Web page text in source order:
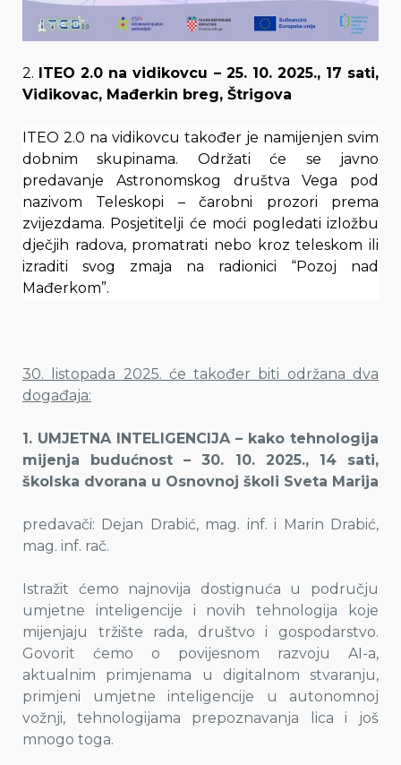
2. ITEO 2.0 na vidikovcu – 25. 10. 2025., 17 sati,
Vidikovac, Mađerkin breg, Štrigova
ITEO 2.0 na vidikovcu također je namijenjen svim
dobnim skupinama. Održati će se javno
predavanje Astronomskog društva Vega pod
nazivom Teleskopi – čarobni prozori prema
zvijezdama. Posjetitelji će moći pogledati izložbu
dječjih radova, promatrati nebo kroz teleskom ili
izraditi svog zmaja na radionici “Pozoj nad
Mađerkom”.
30. listopada 2025. će također biti održana dva
događaja:
1. UMJETNA INTELIGENCIJA – kako tehnologija
mijenja budućnost – 30. 10. 2025., 14 sati,
školska dvorana u Osnovnoj školi Sveta Marija
predavači: Dejan Drabić, mag. inf. i Marin Drabić,
mag. inf. rač.
Istražit ćemo najnovija dostignuća u području
umjetne inteligencije i novih tehnologija koje
mijenjaju tržište rada, društvo i gospodarstvo.
Govorit ćemo o povijesnom razvoju AI-a,
aktualnim primjenama u digitalnom stvaranju,
primjeni umjetne inteligencije u autonomnoj
vožnji, tehnologijama prepoznavanja lica i još
mnogo toga.